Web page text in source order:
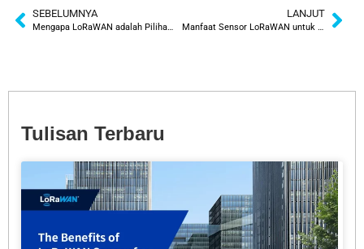
SEBELUMNYA
Mengapa LoRaWAN adalah Pilihan Tepat untuk Penerangan Jalan Cerdas
LANJUT
Manfaat Sensor LoRaWAN untuk Bangunan Cerdas
Tulisan Terbaru